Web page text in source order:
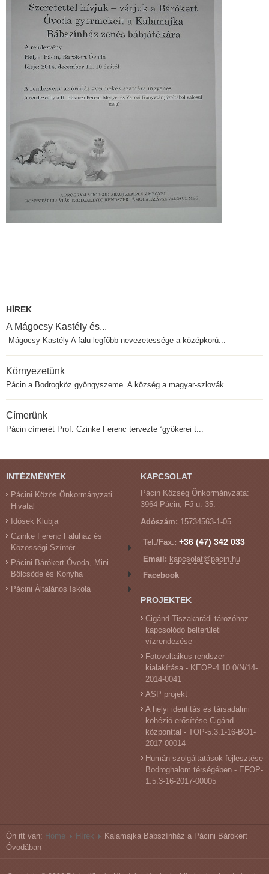
HÍREK
A Mágocsy Kastély és...
Mágocsy Kastély A falu legfőbb nevezetessége a középkorú...
Környezetünk
Pácin a Bodrogköz gyöngyszeme. A község a magyar-szlovák...
Címerünk
Pácin címerét Prof. Czinke Ferenc tervezte “gyökerei t...
INTÉZMÉNYEK
Pácini Közös Önkormányzati
Hivatal
Idősek Klubja
Czinke Ferenc Faluház és
Közösségi Színtér
Pácini Bárókert Óvoda, Mini
Bölcsőde és Konyha
Pácini Általános Iskola
KAPCSOLAT
Pácin Község Önkormányzata:
3964 Pácin, Fő u. 35.
Adószám: 15734563-1-05
Tel./Fax.: +36 (47) 342 033
Email: kapcsolat@pacin.hu
Facebook
PROJEKTEK
Cigánd-Tiszakarádi tározóhoz
kapcsolódó belterületi
vízrendezése
Fotovoltaikus rendszer
kialakítása - KEOP-4.10.0/N/14-
2014-0041
ASP projekt
A helyi identitás és társadalmi
kohézió erősítése Cigánd
központtal - TOP-5.3.1-16-BO1-
2017-00014
Humán szolgáltatások fejlesztése
Bodroghalom térségében - EFOP-
1.5.3-16-2017-00005
Ön itt van: Home Hírek
Kalamajka Bábszínház a Pácini Bárókert
Óvodában